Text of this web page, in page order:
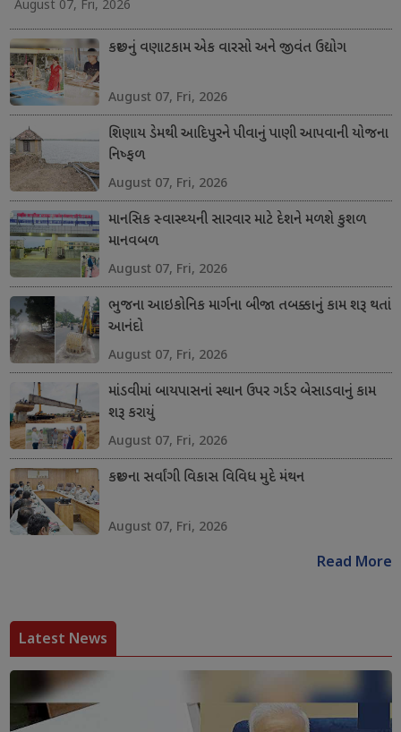
August 07, Fri, 2026
કચ્છનું વણાટકામ એક વારસો અને જીવંત ઉદ્યોગ
August 07, Fri, 2026
શિણાય ડેમથી આદિપુરને પીવાનું પાણી આપવાની યોજના
નિષ્ફળ
August 07, Fri, 2026
માનસિક સ્વાસ્થ્યની સારવાર માટે દેશને મળશે કુશળ
માનવબળ
August 07, Fri, 2026
ભુજના આઇકોનિક માર્ગના બીજા તબક્કાનું કામ શરૂ થતાં
આનંદો
August 07, Fri, 2026
માંડવીમાં બાયપાસનાં સ્થાન ઉપર ગર્ડર બેસાડવાનું કામ
શરૂ કરાયું
August 07, Fri, 2026
કચ્છના સર્વાંગી વિકાસ વિવિધ મુદે મંથન
August 07, Fri, 2026
Read More
Latest News